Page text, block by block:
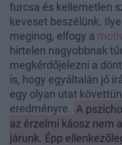
furcsa és kellemetlen
keveset beszélünk.
meginog, elfogy a
hirtelen nagyobbnak
megkérdőjelezni a
is, hogy egyáltalán jó
egy olyan utat
eredményre. A
az érzelmi káosz nem
járunk. Épp